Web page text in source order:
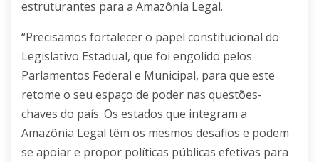
estruturantes para a Amazônia Legal.
“Precisamos fortalecer o papel constitucional do
Legislativo Estadual, que foi engolido pelos
Parlamentos Federal e Municipal, para que este
retome o seu espaço de poder nas questões-
chaves do país. Os estados que integram a
Amazônia Legal têm os mesmos desafios e podem
se apoiar e propor políticas públicas efetivas para